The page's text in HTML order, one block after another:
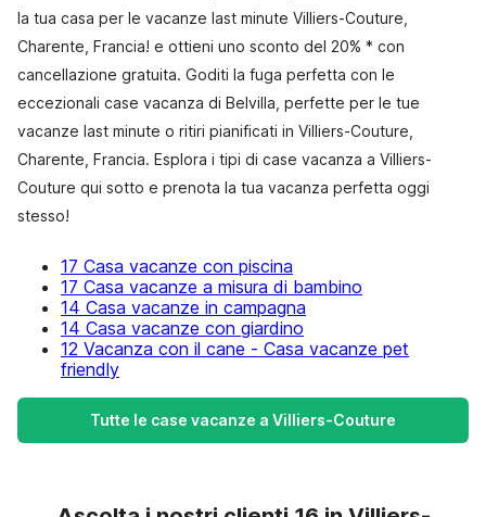
la tua casa per le vacanze last minute Villiers-Couture,
Charente, Francia! e ottieni uno sconto del 20% * con
cancellazione gratuita. Goditi la fuga perfetta con le
eccezionali case vacanza di Belvilla, perfette per le tue
vacanze last minute o ritiri pianificati in Villiers-Couture,
Charente, Francia. Esplora i tipi di case vacanza a Villiers-
Couture qui sotto e prenota la tua vacanza perfetta oggi
stesso!
17 Casa vacanze con piscina
17 Casa vacanze a misura di bambino
14 Casa vacanze in campagna
14 Casa vacanze con giardino
12 Vacanza con il cane - Casa vacanze pet
friendly
Tutte le case vacanze a Villiers-Couture